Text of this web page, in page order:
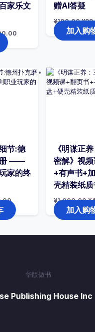
家乐文
本
有
多
品
上
这
赠AI答疑
¥100.00原
价
为：
¥
加入购
节:德
册 ——
家的终
。
前
价
¥299.00。
《明谋正
密解》视
+有声书+
壳精装纸
¥1,000.00原
价
为
¥
加入购
Publishing House Inc